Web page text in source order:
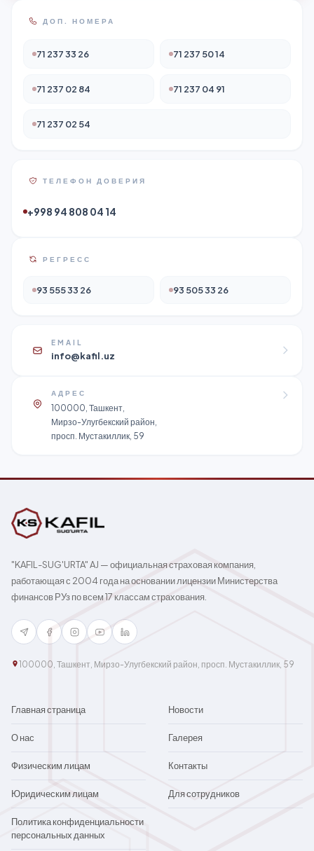
ДОП. НОМЕРА
71 237 33 26 71 237 50 14
71 237 02 84 71 237 04 91
71 237 02 54
ТЕЛЕФОН ДОВЕРИЯ
+998 94 808 04 14
РЕГРЕСС
93 555 33 26 93 505 33 26
EMAIL
info@kafil.uz
АДРЕС
100000, Ташкент,
Мирзо-Улугбекский район,
просп. Мустакиллик, 59
"KAFIL-SUG'URTA" AJ — официальная страховая компания,
работающая с 2004 года на основании лицензии Министерства
финансов РУз по всем 17 классам страхования.
100000, Ташкент, Мирзо-Улугбекский район, просп. Мустакиллик, 59
Главная страница Новости
О нас Галерея
Физическим лицам Контакты
Юридическим лицам Для сотрудников
Политика конфиденциальности
персональных данных